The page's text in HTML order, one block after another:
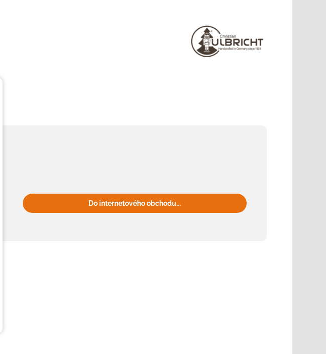
Do internetového obchodu...